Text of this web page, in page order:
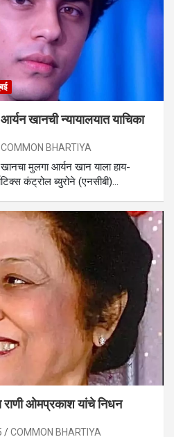
खानची न्यायालयात याचिका
COMMON BHARTIYA
मुलगा आर्यन खान याला हाय-
कंट्रोल ब्युरोने (एनसीबी)…
ओमप्रकाश यांचे निधन
COMMON BHARTIYA